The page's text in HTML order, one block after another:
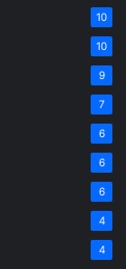
10
10
9
7
6
6
6
4
4